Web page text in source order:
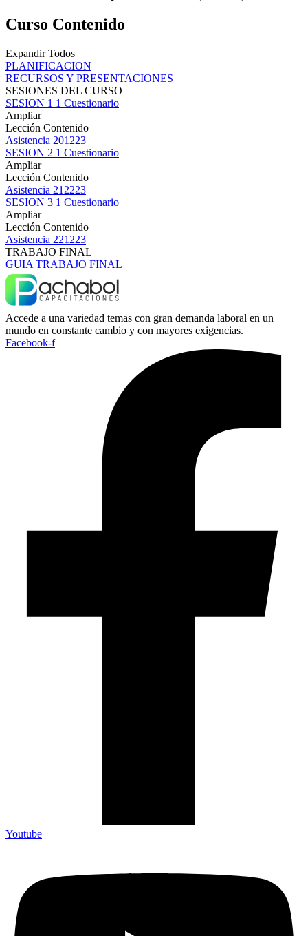
Curso Contenido
Expandir Todos
PLANIFICACION
RECURSOS Y PRESENTACIONES
SESIONES DEL CURSO
SESION 1 1 Cuestionario
Ampliar
Lección Contenido
Asistencia 201223
SESION 2 1 Cuestionario
Ampliar
Lección Contenido
Asistencia 212223
SESION 3 1 Cuestionario
Ampliar
Lección Contenido
Asistencia 221223
TRABAJO FINAL
GUIA TRABAJO FINAL
Accede a una variedad temas con gran demanda laboral en un
mundo en constante cambio y con mayores exigencias.
Facebook-f
Youtube